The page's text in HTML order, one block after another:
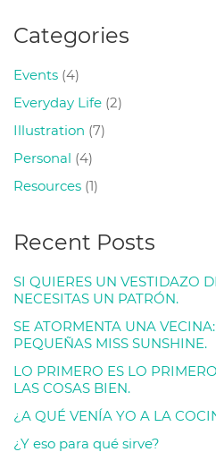
Categories
Events (4)
Everyday Life (2)
Illustration (7)
Personal (4)
Resources (1)
Recent Posts
SI QUIERES UN VESTIDAZO
NECESITAS UN PATRÓN.
SE ATORMENTA UNA
PEQUEÑAS MISS SUNSHINE.
LO PRIMERO ES LO
LAS COSAS BIEN.
¿A QUÉ VENÍA YO A LA
¿Y eso para qué sirve?